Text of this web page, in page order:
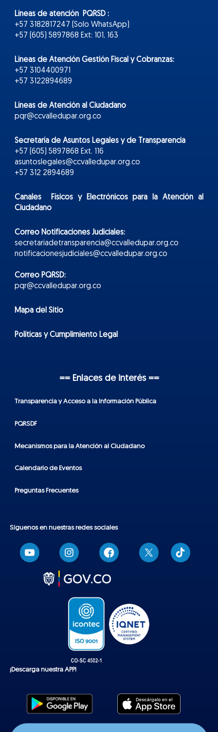
Líneas de atención PQRSD :
+57 3182817247 (Solo WhatsApp)
+57 (605) 5897868 Ext: 101, 163
Líneas de Atención Gestión Fiscal y Cobranzas:
+57 3104400971
+57 3122894689
Líneas de Atención al Ciudadano
pqr@ccvalledupar.org.co
Secretaría de Asuntos Legales y de Transparencia
+57 (605) 5897868 Ext. 116
asuntoslegales@ccvalledupar.org.co
+57 312 2894689
Canales Físicos yElectrónicospara la Atención al
Ciudadano
Correo Notificaciones Judiciales:
secretariadetransparencia@ccvalledupar.org.co
notificacionesjudiciales@ccvalledupar.org.co
Correo PQRSD:
pqr@ccvalledupar.org.co
Mapa del Sitio
Políticas y Cumplimiento Legal
== Enlaces de interés ==
Transparencia y Acceso a la Información Pública
PQRSDF
Mecanismos para la Atención al Ciudadano
Calendario de Eventos
Preguntas Frecuentes
Síguenos en nuestras redes sociales
T
i
k
¡Descarga nuestra APP!